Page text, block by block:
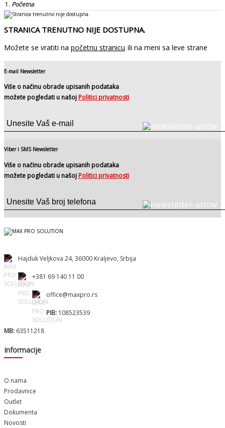
Početna
STRANICA TRENUTNO NIJE DOSTUPNA.
Možete se vratiti na početnu stranicu ili na meni sa leve strane
E-mail Newsletter
Više o načinu obrade upisanih podataka
možete pogledati u našoj Politici privatnosti
Viber i SMS Newsletter
Više o načinu obrade upisanih podataka
možete pogledati u našoj Politici privatnosti
Hajduk Veljkova 24, 36000 Kraljevo, Srbija
+381 69 140 11 00
office@maxpro.rs
PIB: 108523539
MB: 63511218
Informacije
O nama
Prodavnice
Outlet
Dokumenta
Novosti